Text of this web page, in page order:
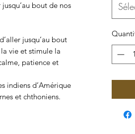
bout de nos
jusqu’au bout
vie et stimule la
patience et
indiens d’Amérique
et chthoniens.